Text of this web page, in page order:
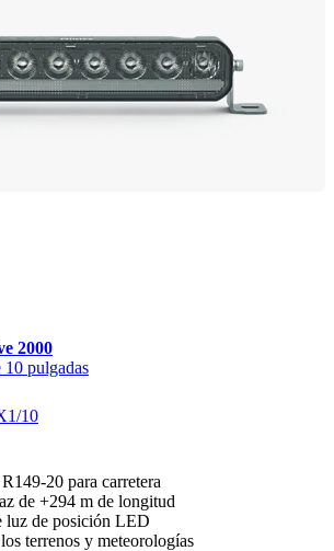
2000
pulgadas
10
20 para carretera
de +294 m de longitud
luz de posición LED
terrenos y meteorologías